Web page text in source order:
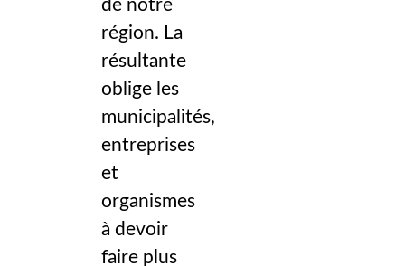
de notre
région. La
résultante
oblige les
municipalités,
entreprises
et
organismes
à devoir
faire plus